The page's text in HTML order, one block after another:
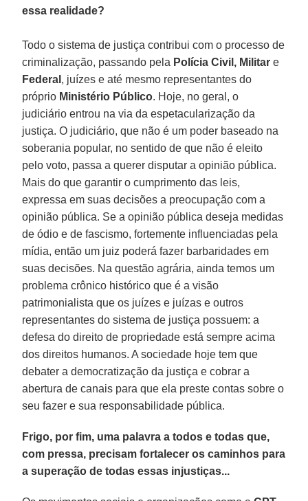
essa realidade?
Todo o sistema de justiça contribui com o processo de
criminalização, passando pela Polícia Civil, Militar e
Federal , juízes e até mesmo representantes do
próprio Ministério Público. Hoje, no geral, o
judiciário entrou na via da espetacularização da
justiça. O judiciário, que não é um poder baseado na
soberania popular, no sentido de que não é eleito
pelo voto, passa a querer disputar a opinião pública.
Mais do que garantir o cumprimento das leis,
expressa em suas decisões a preocupação com a
opinião pública. Se a opinião pública deseja medidas
de ódio e de fascismo, fortemente influenciadas pela
mídia, então um juiz poderá fazer barbaridades em
suas decisões. Na questão agrária, ainda temos um
problema crônico histórico que é a visão
patrimonialista que os juízes e juízas e outros
representantes do sistema de justiça possuem: a
defesa do direito de propriedade está sempre acima
dos direitos humanos. A sociedade hoje tem que
debater a democratização da justiça e cobrar a
abertura de canais para que ela preste contas sobre o
seu fazer e sua responsabilidade pública.
Frigo, por fim, uma palavra a todos e todas que,
com pressa, precisam fortalecer os caminhos para
a superação de todas essas injustiças...